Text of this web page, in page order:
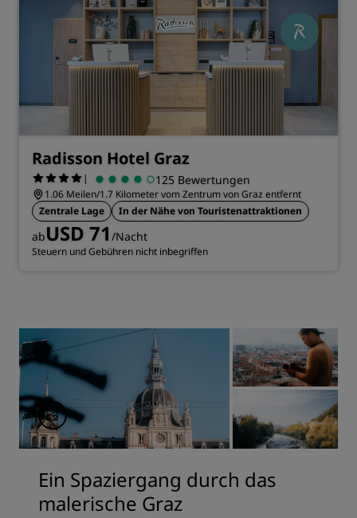
Radisson Hotel Graz
| 125 Bewertungen
1.06 Meilen/1.7 Kilometer vom Zentrum von Graz entfernt
Zentrale Lage
In der Nähe von Touristenattraktionen
abUSD 71 /Nacht
Steuern und Gebühren nicht inbegriffen
Ein Spaziergang durch das
malerische Graz